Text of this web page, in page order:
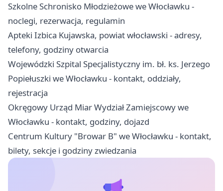
Szkolne Schronisko Młodzieżowe we Włocławku -
noclegi, rezerwacja, regulamin
Apteki Izbica Kujawska, powiat włocławski - adresy,
telefony, godziny otwarcia
Wojewódzki Szpital Specjalistyczny im. bł. ks. Jerzego
Popiełuszki we Włocławku - kontakt, oddziały,
rejestracja
Okręgowy Urząd Miar Wydział Zamiejscowy we
Włocławku - kontakt, godziny, dojazd
Centrum Kultury "Browar B" we Włocławku - kontakt,
bilety, sekcje i godziny zwiedzania